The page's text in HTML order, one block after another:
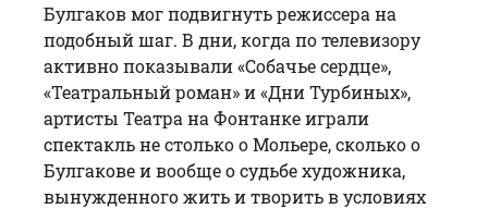
Булгаков мог подвигнуть режиссера на
подобный шаг. В дни, когда по телевизору
активно показывали «Собачье сердце»,
«Театральный роман» и «Дни Турбиных»,
артисты Театра на Фонтанке играли
спектакль не столько о Мольере, сколько о
Булгакове и вообще о судьбе художника,
вынужденного жить и творить в условиях